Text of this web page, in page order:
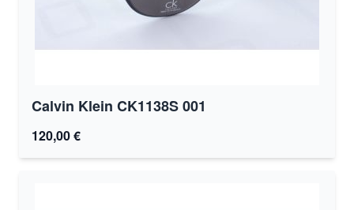
Calvin Klein CK1138S 001
120,00 €